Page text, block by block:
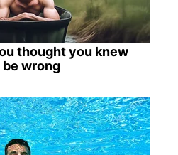
thought you knew
wrong